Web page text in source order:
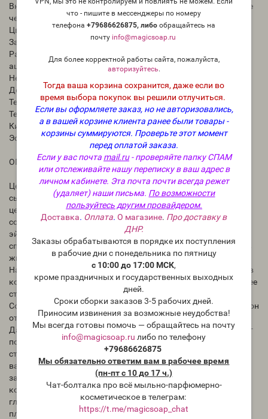
что - пишите в мессенджеры по номеру
телефона+79686626875, либообращайтесь на
почту info@magicsoap.ru
Для более корректной работы сайта, пожалуйста,
авторизуйтесь.
Тогда ваша корзина сохранится, даже если во
время выбора покупок вы решили отлучиться.
Если вы оформляете заказ, но не авторизовались,
а в вашей корзине клиента ранее были товары -
корзины суммируются. Проверьте этот момент
перед оплатой заказа.
Если у вас почта mail.ru- проверяйте папку СПАМ
или отслеживайте нашу переписку в ваш адрес в
личном кабинете. Эта почта почти всегда режет
(удаляет) наши письма. По возможности
пользуйтесь другим провайдером.
Доставка. Оплата.О магазине. Про доставку в
ДНР.
Заказы обрабатываются в порядке их поступления
в рабочие дни с понедельника по пятницу
с 10:00 до 17:00 МСК,
кроме праздничных и государственных выходных
дней.
Сроки сборки заказов 3-5 рабочих дней.
Приносим извинения за возможные неудобства!
Мы всегда готовы помочь — обращайтесь на почту
info@magicsoap.ru либо по телефону
+79686626875
Мы обязательно ответим вам в рабочее время
(пн-пт с 10 до 17 ч.)
Чат-болталка про всё мыльно-парфюмерно-
косметическое в телеграм:
https://t.me/magicsoap_chat
Внешний вид при 25°С: Однородная масса, может быть в виде
чешуек, стружки или гранул
Цвет: От белого до молочного
Запах: Специфический слабый
Растворимость: в эфирных маслах, горячем спирте, эфире,
ацетоне
Нерастворим: в воде
Дозировка: 2-15%
Температура плавления: 50°С
Температура каплепадения,°С: 54-58
Кислотное число, мг КОН/г, не более: 2,0
Эфирное число, мг КОН/г, не более: 106-112
ОПИСАНИЕ КОМПОНЕНТА
Цетил пальмитат создан синтетически, но из растительного
сырья – пальмового масла. Состоит из сложного эфира
цетилового спирта и пальмитиновой кислоты. В нем также
содержатся свободные спирты: цетиловый, октадециловый и
эйкозиловый. По своим свойствам является аналогом
спермацета животного происхождения, который находится в
жире кашалота и значится как ценное косметическое сырье.
На сегодняшний день животный практически не применяют в
косметологии, популярен именно растительный, так как более
стабилен в эмульсиях.
Состав спермацета близок к кожному жиру, благодаря чему он
отлично питает, увлажняет и регенерирует кожные покровы.
Данный актив подходит для всех типов кожи, особенно будет
полезен для сухой и раздражённой, для кожи с признаками
старения как омолаживающий компонент, после солнечных
ванн и ожогов как бактерицидное, смягчающее и
заживляющее средство. Отлично ухаживает за огрубевшей
кожей локтей, коленей, стоп, делает их более мягкими и
гладкими. С этим хорошо справляются уходовые массажные
плитки с растительным спермацетом.